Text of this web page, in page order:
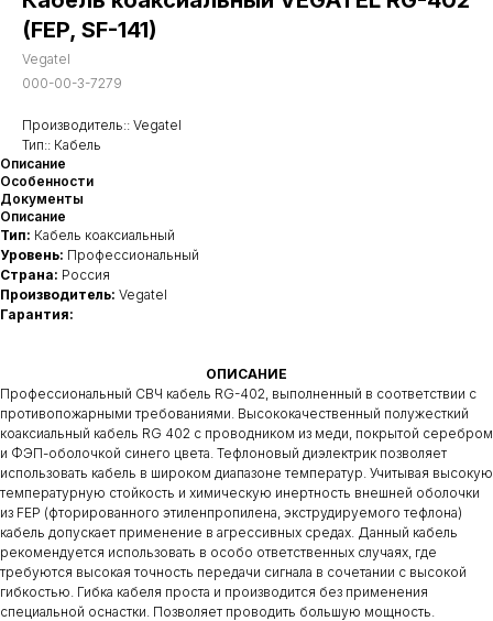
(FEP, SF-141)
Vegatel
000-00-3-7279
Производитель:: Vegatel
Тип:: Кабель
Описание
Особенности
Документы
Описание
Тип: Кабель коаксиальный
Уровень: Профессиональный
Страна: Россия
Производитель: Vegatel
Гарантия:
ОПИСАНИЕ
Профессиональный СВЧ кабель RG-402, выполненный в соответствии с
противопожарными требованиями. Высококачественный полужесткий
коаксиальный кабель RG 402 с проводником из меди, покрытой серебром
и ФЭП-оболочкой синего цвета. Тефлоновый диэлектрик позволяет
использовать кабель в широком диапазоне температур. Учитывая высокую
температурную стойкость и химическую инертность внешней оболочки
из FEP (фторированного этиленпропилена, экструдируемого тефлона)
кабель допускает применение в агрессивных средах. Данный кабель
рекомендуется использовать в особо ответственных случаях, где
требуются высокая точность передачи сигнала в сочетании с высокой
гибкостью. Гибка кабеля проста и производится без применения
специальной оснастки. Позволяет проводить большую мощность.